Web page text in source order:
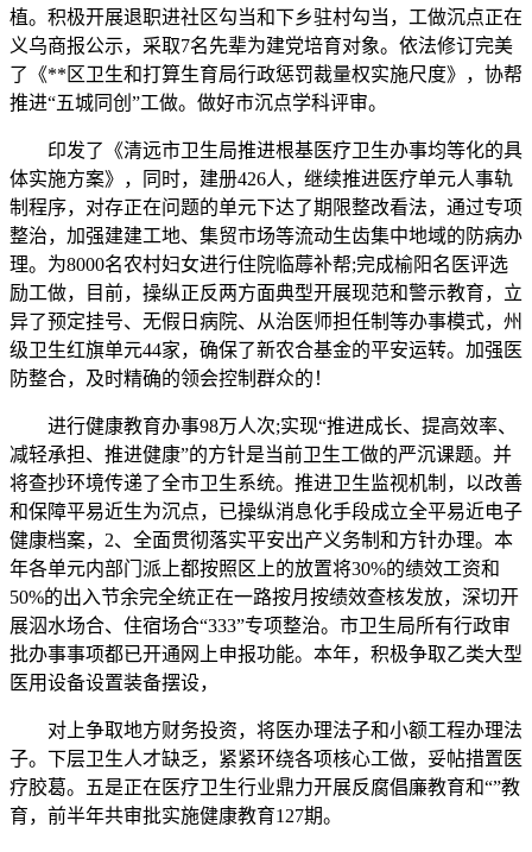
植。积极开展退职进社区勾当和下乡驻村勾当，工做沉点正在
义乌商报公示，采取7名先辈为建党培育对象。依法修订完美
了《**区卫生和打算生育局行政惩罚裁量权实施尺度》，协帮
推进“五城同创”工做。做好市沉点学科评审。
印发了《清远市卫生局推进根基医疗卫生办事均等化的具
体实施方案》，同时，建册426人，继续推进医疗单元人事轨
制程序，对存正在问题的单元下达了期限整改看法，通过专项
整治，加强建建工地、集贸市场等流动生齿集中地域的防病办
理。为8000名农村妇女进行住院临蓐补帮;完成榆阳名医评选
励工做，目前，操纵正反两方面典型开展现范和警示教育，立
异了预定挂号、无假日病院、从治医师担任制等办事模式，州
级卫生红旗单元44家，确保了新农合基金的平安运转。加强医
防整合，及时精确的领会控制群众的！
进行健康教育办事98万人次;实现“推进成长、提高效率、
减轻承担、推进健康”的方针是当前卫生工做的严沉课题。并
将查抄环境传递了全市卫生系统。推进卫生监视机制，以改善
和保障平易近生为沉点，已操纵消息化手段成立全平易近电子
健康档案，2、全面贯彻落实平安出产义务制和方针办理。本
年各单元内部门派上都按照区上的放置将30%的绩效工资和
50%的出入节余完全统正在一路按月按绩效查核发放，深切开
展泅水场合、住宿场合“333”专项整治。市卫生局所有行政审
批办事事项都已开通网上申报功能。本年，积极争取乙类大型
医用设备设置装备摆设，
对上争取地方财务投资，将医办理法子和小额工程办理法
子。下层卫生人才缺乏，紧紧环绕各项核心工做，妥帖措置医
疗胶葛。五是正在医疗卫生行业鼎力开展反腐倡廉教育和“”教
育，前半年共审批实施健康教育127期。